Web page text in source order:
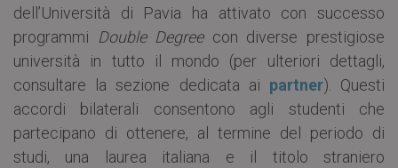
dell’Università di Pavia ha attivato con successo
programmi
Double Degree con diverse prestigiose
università in tutto il mondo (per ulteriori dettagli,
consultare la sezione dedicata ai partner). Questi
accordi bilaterali consentono agli studenti che
partecipano di ottenere, al termine del periodo di
studi, una laurea italiana e il titolo straniero